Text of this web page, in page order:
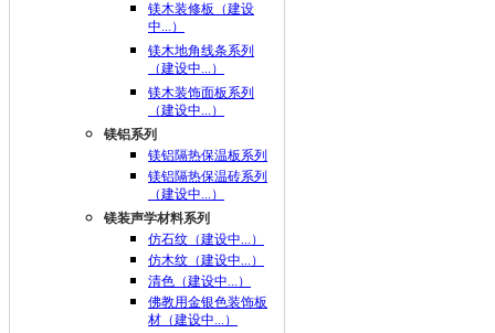
镁木装修板（建设
中...）
镁木地角线条系列
（建设中...）
镁木装饰面板系列
（建设中...）
镁铝系列
镁铝隔热保温板系列
镁铝隔热保温砖系列
（建设中...）
镁装声学材料系列
仿石纹（建设中...）
仿木纹（建设中...）
清色（建设中...）
佛教用金银色装饰板
材（建设中...）